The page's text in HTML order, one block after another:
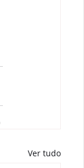
Ver tudo